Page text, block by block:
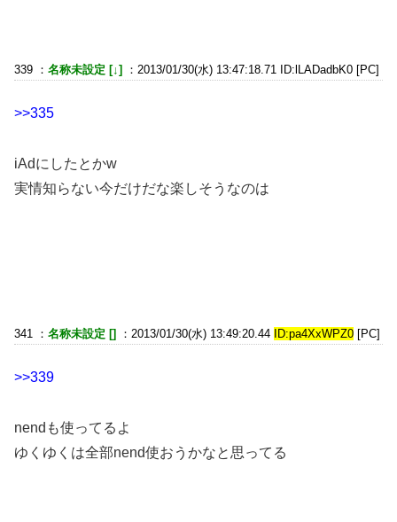
339 ： 名称未設定 [↓] ：2013/01/30(水) 13:47:18.71 ID:lLADadbK0 [PC]
>>335
iAdにしたとかw
実情知らない今だけだな楽しそうなのは
341 ： 名称未設定 [] ：2013/01/30(水) 13:49:20.44 ID:pa4XxWPZ0 [PC]
>>339
nendも使ってるよ
ゆくゆくは全部nend使おうかなと思ってる